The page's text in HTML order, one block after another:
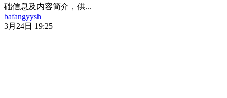
础信息及内容简介，供...
bafangyysh
3月24日 19:25